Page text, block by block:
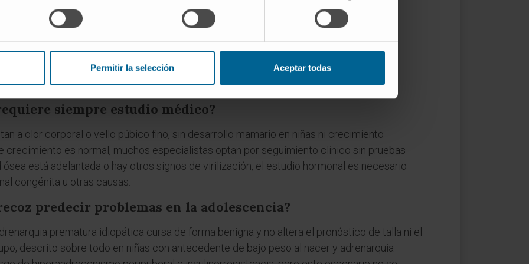
Permitir la selección Aceptar todas
que pubertad?
son procesos independientes, regulados por ejes hormonales distintos. La adrenarquia
y produce andrógenos débiles como la DHEA, mientras que la pubertad verdadera
hipofisario-gonadal. Un niño puede tener adrenarquia sin haber iniciado la
siempre estudio médico?
a olor corporal o vello púbico fino, sin desarrollo mamario en niñas ni crecimiento
crecimiento es normal, muchos especialistas optan por seguimiento clínico sin pruebas
ósea está adelantada o hay otros signos de virilización, el estudio hormonal es necesario
congénita u otras causas.
predecir problemas en la adolescencia?
prematura idiopática cursa de forma benigna y no altera el pronóstico de talla ni el
descrito sobre todo en niñas con antecedente de bajo peso al nacer y adrenarquia